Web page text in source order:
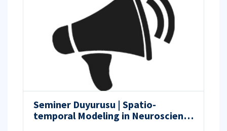
Seminer Duyurusu | Spatio-
temporal Modeling in Neuroscience